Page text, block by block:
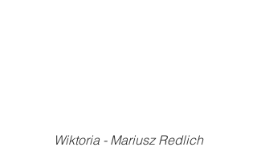
Wiktoria - Mariusz Redlich